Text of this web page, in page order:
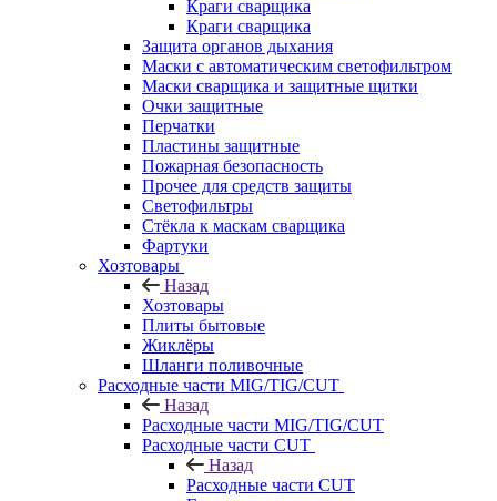
Краги сварщика
Краги сварщика
Защита органов дыхания
Маски с автоматическим светофильтром
Маски сварщика и защитные щитки
Очки защитные
Перчатки
Пластины защитные
Пожарная безопасность
Прочее для средств защиты
Светофильтры
Стёкла к маскам сварщика
Фартуки
Хозтовары
Назад
Хозтовары
Плиты бытовые
Жиклёры
Шланги поливочные
Расходные части MIG/TIG/CUT
Назад
Расходные части MIG/TIG/CUT
Расходные части CUT
Назад
Расходные части CUT